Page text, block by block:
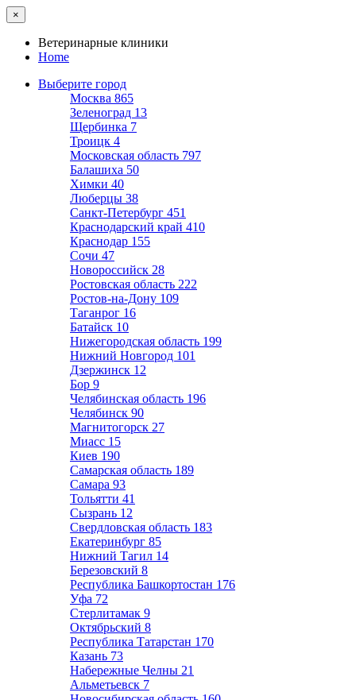
×
Ветеринарные клиники
Home
Выберите город
Москва 865
Зеленоград 13
Щербинка 7
Троицк 4
Московская область 797
Балашиха 50
Химки 40
Люберцы 38
Санкт-Петербург 451
Краснодарский край 410
Краснодар 155
Сочи 47
Новороссийск 28
Ростовская область 222
Ростов-на-Дону 109
Таганрог 16
Батайск 10
Нижегородская область 199
Нижний Новгород 101
Дзержинск 12
Бор 9
Челябинская область 196
Челябинск 90
Магнитогорск 27
Миасс 15
Киев 190
Самарская область 189
Самара 93
Тольятти 41
Сызрань 12
Свердловская область 183
Екатеринбург 85
Нижний Тагил 14
Березовский 8
Республика Башкортостан 176
Уфа 72
Стерлитамак 9
Октябрьский 8
Республика Татарстан 170
Казань 73
Набережные Челны 21
Альметьевск 7